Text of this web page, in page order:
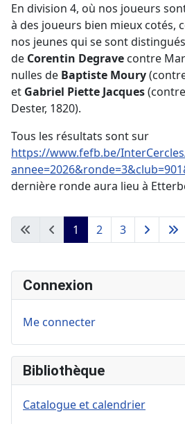
En division 4, où nos joueurs
à des joueurs bien mieux cotés,
nos jeunes qui se sont
de Corentin Degrave contre
nulles de Baptiste Moury
et Gabriel Piette Jacques
Dester, 1820).
Tous les résultats sont sur
https://www.fefb.be/
dernière ronde aura lieu à
1 2 3
Connexion
Me connecter
Bibliothèque
Catalogue et calendrier